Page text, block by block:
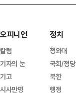
오피니언
칼럼
기자의 눈
기고
시사만평
정치
청와대
국회/정당
북한
행정